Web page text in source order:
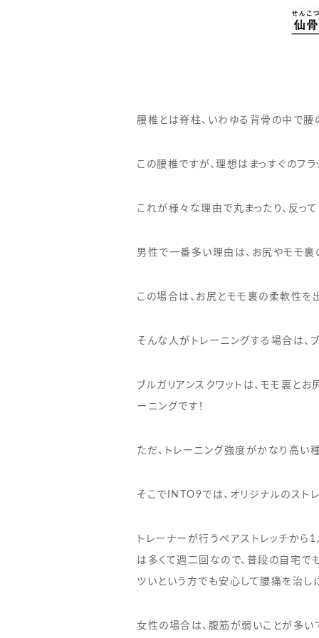
腰椎とは脊柱、いわゆる背骨の中で腰
この腰椎ですが、理想はまっすぐのフ
これが様々な理由で丸まったり、反って
男性で一番多い理由は、お尻やモモ裏
この場合は、お尻とモモ裏の柔軟性を
そんな人がトレーニングする場合は、
ブルガリアンスクワットは、モモ裏と
ーニングです！
ただ、トレーニング強度がかなり高
そこでINTO9では、オリジナルのスト
トレーナーが行うペアストレッチから
は多くて週二回なので、普段の自宅で
ツいという方でも安心して腰痛を治し
女性の場合は、腹筋が弱いことが多い